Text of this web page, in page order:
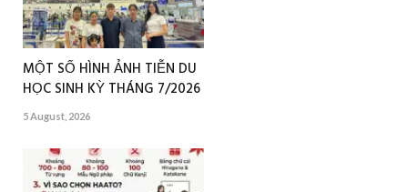
MỘT SỐ HÌNH ẢNH TIỄN DU
HỌC SINH KỲ THÁNG 7/2026
5 August, 2026